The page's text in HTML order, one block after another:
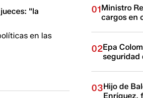
"la
en las
01Ministro
cargos en
02Epa
seguridad
03Hijo de
Enríquez,